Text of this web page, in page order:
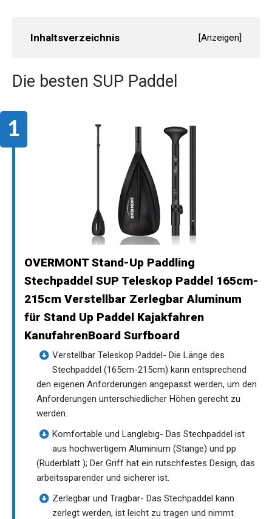
Inhaltsverzeichnis [Anzeigen]
Die besten SUP Paddel
OVERMONT Stand-Up Paddling
Stechpaddel SUP Teleskop Paddel 165cm-
215cm Verstellbar Zerlegbar Aluminum
für Stand Up Paddel Kajakfahren
KanufahrenBoard Surfboard
Verstellbar Teleskop Paddel- Die Länge des
Stechpaddel (165cm-215cm) kann entsprechend
den eigenen Anforderungen angepasst werden, um den
Anforderungen unterschiedlicher Höhen gerecht zu
werden.
Komfortable und Langlebig- Das Stechpaddel ist
aus hochwertigem Aluminium (Stange) und pp
(Ruderblatt ); Der Griff hat ein rutschfestes Design, das
arbeitssparender und sicherer ist.
Zerlegbar und Tragbar- Das Stechpaddel kann
zerlegt werden, ist leicht zu tragen und nimmt